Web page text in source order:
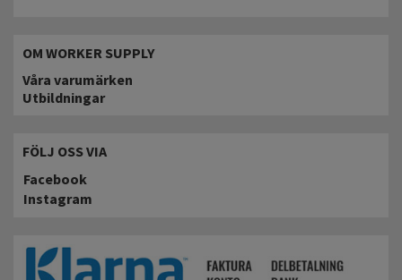
OM WORKER SUPPLY
Våra varumärken
Utbildningar
FÖLJ OSS VIA
Facebook
Instagram